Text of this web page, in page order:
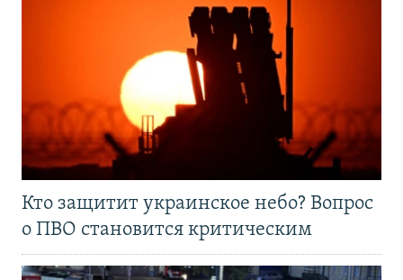
Кто защитит украинское небо? Вопрос
о ПВО становится критическим